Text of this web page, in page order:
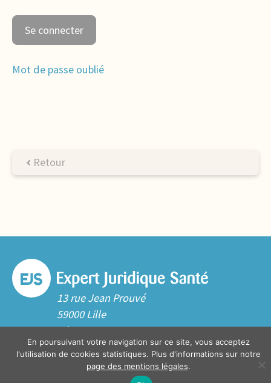
Mot de passe oublié
Retour
13 rue Jean Prouvé
59000 Lille
Tél. 03 20 06 70 10
Contact
En poursuivant votre navigation sur ce site, vous acceptez
l'utilisation de cookies statistiques. Plus d'informations sur notre
page des mentions légales.